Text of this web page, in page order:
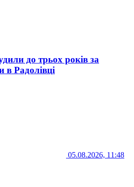
до трьох років за
в Радолівці
05.08.2026, 11:48